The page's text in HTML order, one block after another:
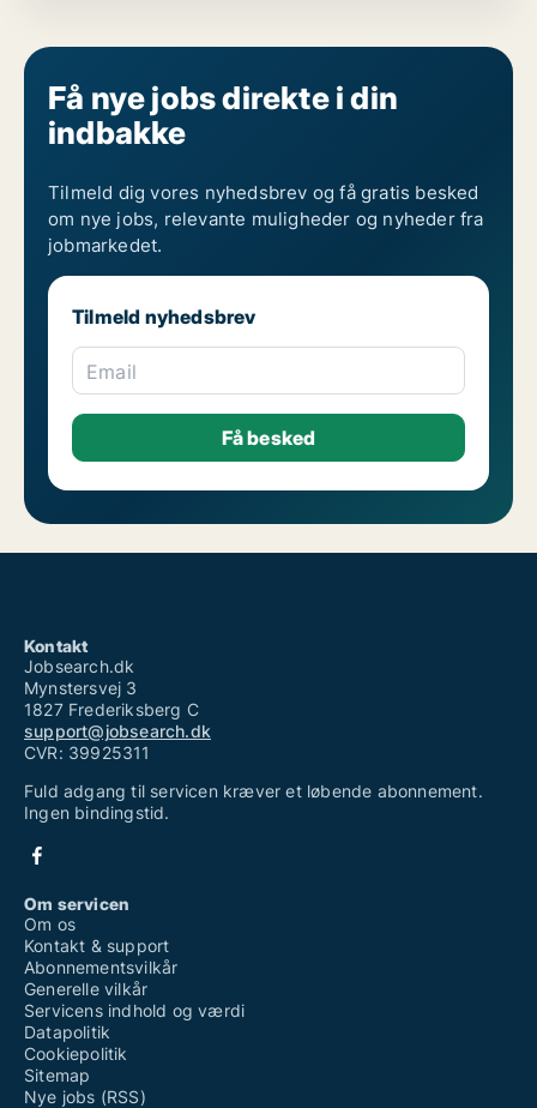
Få nye jobs direkte i din
indbakke
Tilmeld dig vores nyhedsbrev og få gratis besked
om nye jobs, relevante muligheder og nyheder fra
jobmarkedet.
Tilmeld nyhedsbrev
Email
Kontakt
Jobsearch.dk
Mynstersvej 3
1827 Frederiksberg C
support@jobsearch.dk
CVR: 39925311
Fuld adgang til servicen kræver et løbende abonnement.
Ingen bindingstid.
Om servicen
Om os
Kontakt & support
Abonnementsvilkår
Generelle vilkår
Servicens indhold og værdi
Datapolitik
Cookiepolitik
Sitemap
Nye jobs (RSS)